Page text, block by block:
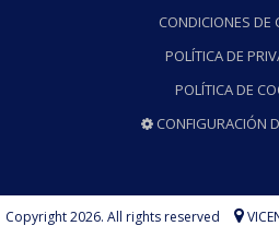
CONDICIONES DE
POLÍTICA DE
POLÍTICA DE
CONFIGURACIÓN
Copyright 2026. All rights reserved